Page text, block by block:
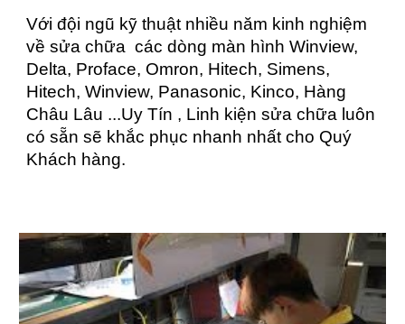
Với đội ngũ kỹ thuật nhiều năm kinh nghiệm
về sửa chữa các dòng màn hình Winview,
Delta, Proface, Omron, Hitech, Simens,
Hitech, Winview, Panasonic, Kinco, Hàng
Châu Lâu ...Uy Tín , Linh kiện sửa chữa luôn
có sẵn sẽ khắc phục nhanh nhất cho Quý
Khách hàng.